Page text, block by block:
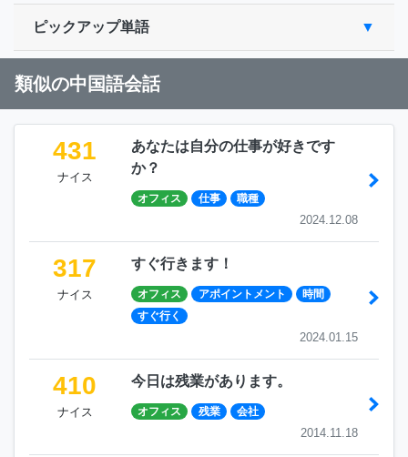
ピックアップ単語
類似の中国語会話
431
ナイス
あなたは自分の仕事が好きです
か？
オフィス 仕事 職種
2024.12.08
317
ナイス
すぐ行きます！
オフィス アポイントメント
時間
すぐ行く
2024.01.15
410
ナイス
今日は残業があります。
オフィス 残業 会社
2014.11.18